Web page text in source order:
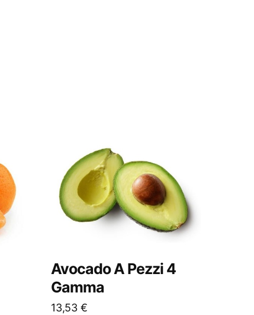
Avocado A Pezzi 4
Gamma
13,53 €